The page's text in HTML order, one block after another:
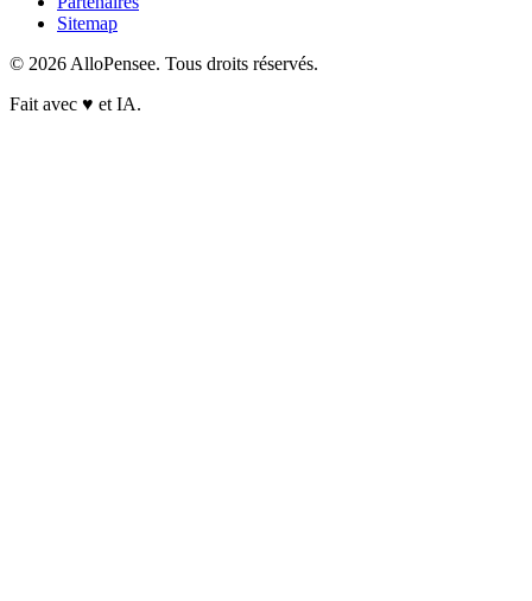
Sitemap
© 2026 AlloPensee. Tous droits réservés.
Fait avec ♥ et IA.